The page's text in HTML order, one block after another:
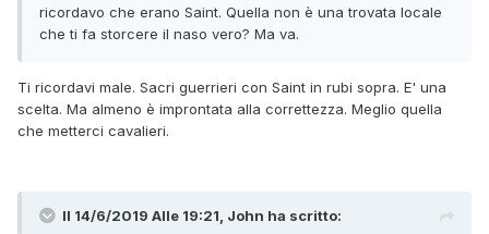
ricordavo che erano Saint. Quella non è una trovata locale
che ti fa storcere il naso vero? Ma va.
Ti ricordavi male. Sacri guerrieri con Saint in rubi sopra. E' una
scelta. Ma almeno è improntata alla correttezza. Meglio quella
che metterci cavalieri.
Il 14/6/2019 Alle 19:21, John ha scritto: